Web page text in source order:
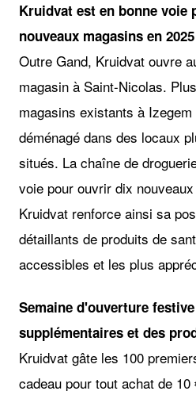
Kruidvat est en bonne voie
nouveaux magasins en 2025
Outre Gand, Kruidvat ouvre
magasin à Saint-Nicolas.
magasins existants à
déménagé dans des locaux
situés. La chaîne de
voie pour ouvrir dix
Kruidvat renforce ainsi sa
détaillants de produits de
accessibles et les plus
Semaine d'ouverture
supplémentaires et des
Kruidvat gâte les 100
cadeau pour tout achat de